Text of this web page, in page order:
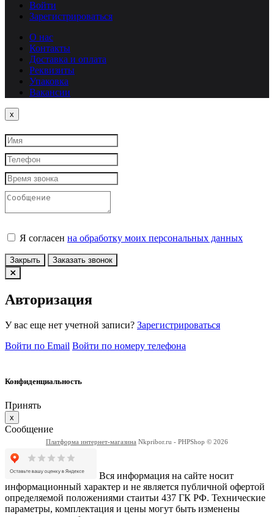
Войти
Зарегистрироваться
О нас
Контакты
Доставка и оплата
Реквизиты
Упаковка
Вакансии
x
Я согласен на обработку моих персональных данных
Закрыть Заказать звонок
Авторизация
У вас еще нет учетной записи? Зарегистрироваться
Войти по Email Войти по номеру телефона
Конфиденциальность
Принять
x
Сообщение
Платформа интернет-магазина Nkpribor.ru - PHPShop © 2026
Вся информация на сайте носит
информационный характер и не является публичной офертой
определяемой положениями стаитьи 437 ГК РФ. Технические
параметры, комплектация и цены могут быть изменены